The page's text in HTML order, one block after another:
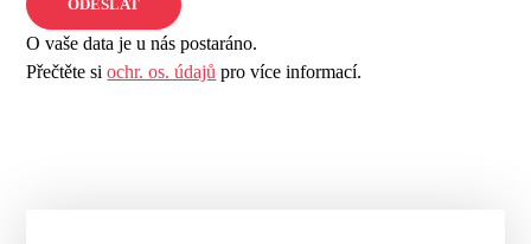
O vaše data je u nás postaráno.
Přečtěte siochr. os. údajů pro více informací.